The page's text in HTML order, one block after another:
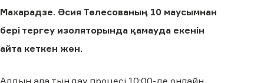
Махарадзе. Әсия Төлесованың 10 маусымнан
бері тергеу изоляторында қамауда екенін
айта кеткен жөн.